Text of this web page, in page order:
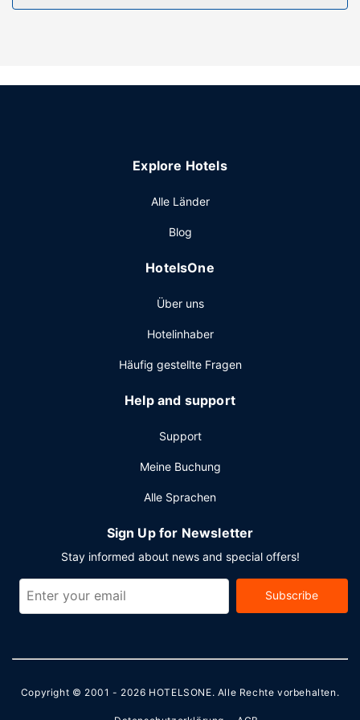
Explore Hotels
Alle Länder
Blog
HotelsOne
Über uns
Hotelinhaber
Häufig gestellte Fragen
Help and support
Support
Meine Buchung
Alle Sprachen
Sign Up for Newsletter
Stay informed about news and special offers!
Subscribe
Copyright © 2001 - 2026 HOTELSONE. Alle Rechte vorbehalten.